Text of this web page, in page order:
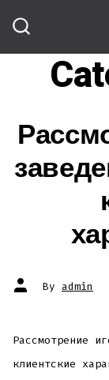
content
Post
author
By admin
Рассмотрение
клиентские